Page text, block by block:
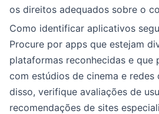
os direitos adequados sobre o
Como identificar aplicativos
Procure por apps que estejam
plataformas reconhecidas e que
com estúdios de cinema e redes
disso, verifique avaliações de
recomendações de sites